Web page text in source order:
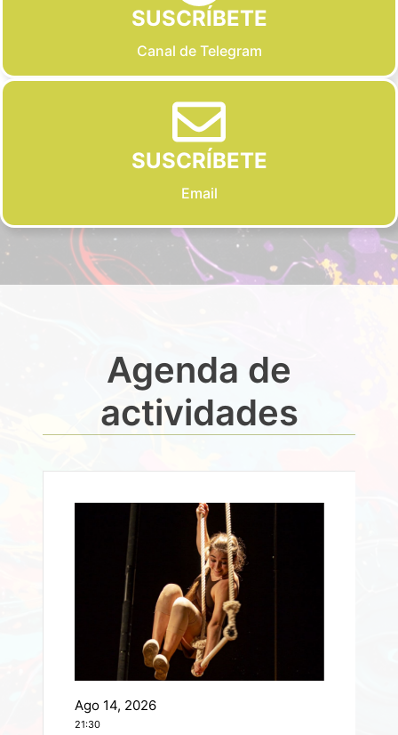
SUSCRÍBETE
Canal de Telegram
SUSCRÍBETE
Email
Agenda de
actividades
Ago 14, 2026
21:30